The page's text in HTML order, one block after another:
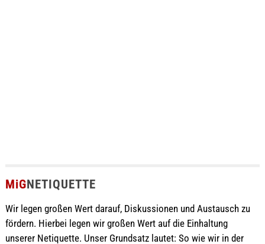
MiGNETIQUETTE
Wir legen großen Wert darauf, Diskussionen und Austausch zu
fördern. Hierbei legen wir großen Wert auf die Einhaltung
unserer Netiquette. Unser Grundsatz lautet: So wie wir in der